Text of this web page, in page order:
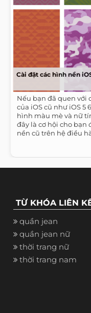
Cài đặt các hình nền
Nếu bạn đã quen với
của iOS cũ như iOS 5
hình màu mè và nữ
đây là cơ hội cho bạn
nền cũ trên hệ điều
TỪ KHÓA LIÊN
quần jean
quần jean nữ
thời trang nữ
thời trang nam